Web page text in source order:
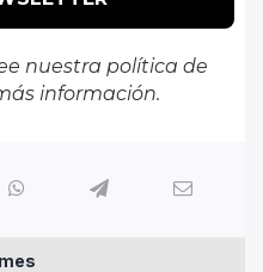
nuestra política de
información.